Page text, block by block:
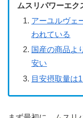
ムスリパワーエク
アーユルヴェ
われている
国産の商品よ
安い
目安摂取量は